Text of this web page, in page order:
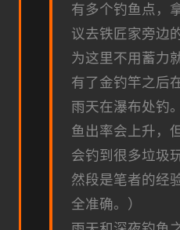
有多个钓鱼点，
议去铁匠家旁边
为这里不用蓄力
有了金钓竿之后
雨天在瀑布处钓
鱼出率会上升，
会钓到很多垃圾
然段是笔者的经
全准确。）